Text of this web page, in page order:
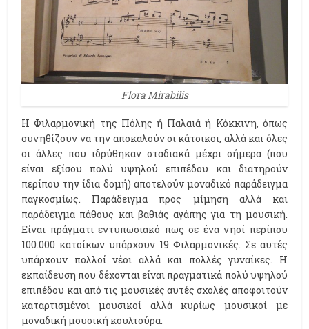
Flora Mirabilis
Η Φιλαρμονική της Πόλης ή Παλαιά ή Κόκκινη, όπως
συνηθίζουν να την αποκαλούν οι κάτοικοι, αλλά και όλες
οι άλλες που ιδρύθηκαν σταδιακά μέχρι σήμερα (που
είναι εξίσου πολύ υψηλού επιπέδου και διατηρούν
περίπου την ίδια δομή) αποτελούν μοναδικό παράδειγμα
παγκοσμίως. Παράδειγμα προς μίμηση αλλά και
παράδειγμα πάθους και βαθιάς αγάπης για τη μουσική.
Είναι πράγματι εντυπωσιακό πως σε ένα νησί περίπου
100.000 κατοίκων υπάρχουν 19 Φιλαρμονικές. Σε αυτές
υπάρχουν πολλοί νέοι αλλά και πολλές γυναίκες. Η
εκπαίδευση που δέχονται είναι πραγματικά πολύ υψηλού
επιπέδου και από τις μουσικές αυτές σχολές αποφοιτούν
καταρτισμένοι μουσικοί αλλά κυρίως μουσικοί με
μοναδική μουσική κουλτούρα.